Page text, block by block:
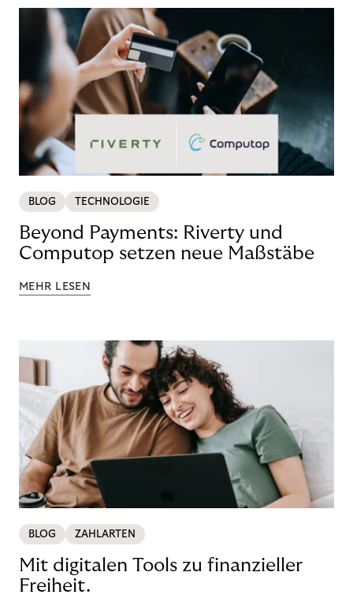
BLOG TECHNOLOGIE
Beyond Payments: Riverty und
Computop setzen neue Maßstäbe
MEHR LESEN
BLOG ZAHLARTEN
Mit digitalen Tools zu finanzieller
Freiheit.